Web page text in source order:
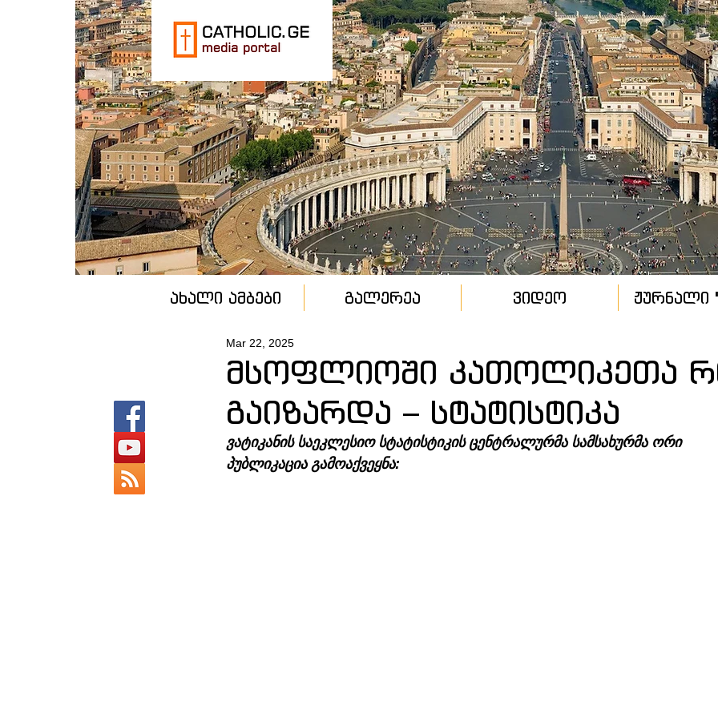
ახალი ამბები გალერეა ვიდეო ჟურნალი
მსოფლიოში კათოლიკეთა
გაიზარდა – სტატისტიკა
Mar 22, 2025
ვატიკანის საეკლესიო სტატისტიკის ცენტრალურმა სამსახურმა ორი
პუბლიკაცია გამოაქვეყნა: